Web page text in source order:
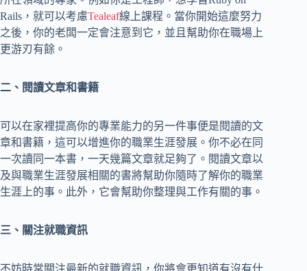
Rails，就可以考慮Tealeaf線上課程。當你開始這麼努力
之後，你的老闆一定會注意到它，並且幫助你在職場上
更游刃有餘。
二、閱讀文章和書籍
可以在家裡提高你的專業能力的另一件事便是閱讀的文
章和書籍，這可以增進你的職業生涯發展。你不必在同
一次讀同一本書，一天幾篇文章就足夠了。閱讀文章以
及與職業生涯發展相關的書將幫助你隨時了解你的職業
生涯上的事。此外，它會幫助你整理與工作有關的事。
三、關注就職資訊